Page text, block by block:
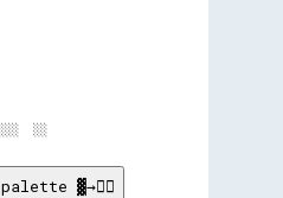
▓→✊🏽